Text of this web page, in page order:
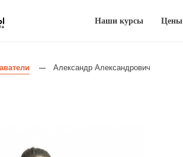
Наши курсы Цены
— Александр Александрович